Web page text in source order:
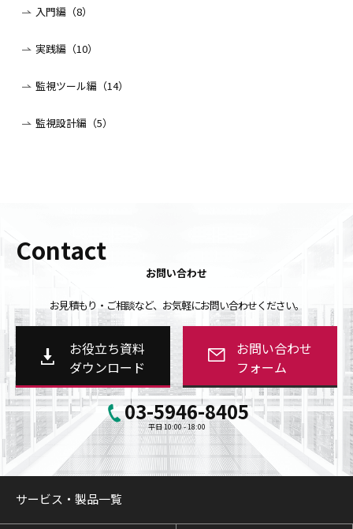
入門編（8）
実践編（10）
監視ツール編（14）
監視設計編（5）
Contact
お問い合わせ
お見積もり・ご相談など、お気軽にお問い合わせください。
お役立ち資料
ダウンロード
お問い合わせ
フォーム
03-5946-8405
平日 10:00 - 18:00
サービス・製品一覧